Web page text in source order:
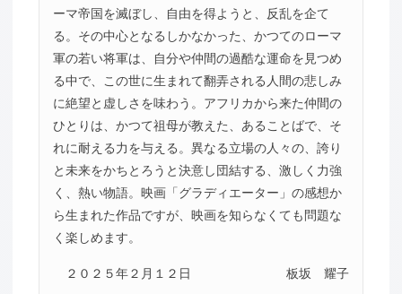
ーマ帝国を滅ぼし、自由を得ようと、反乱を企て
る。その中心となるしかなかった、かつてのローマ
軍の若い将軍は、自分や仲間の過酷な運命を見つめ
る中で、この世に生まれて翻弄される人間の悲しみ
に絶望と虚しさを味わう。アフリカから来た仲間の
ひとりは、かつて祖母が教えた、あることばで、そ
れに耐える力を与える。異なる立場の人々の、誇り
と未来をかちとろうと決意し団結する、激しく力強
く、熱い物語。映画「グラディエーター」の感想か
ら生まれた作品ですが、映画を知らなくても問題な
く楽しめます。
２０２５年２月１２日 板坂 耀子